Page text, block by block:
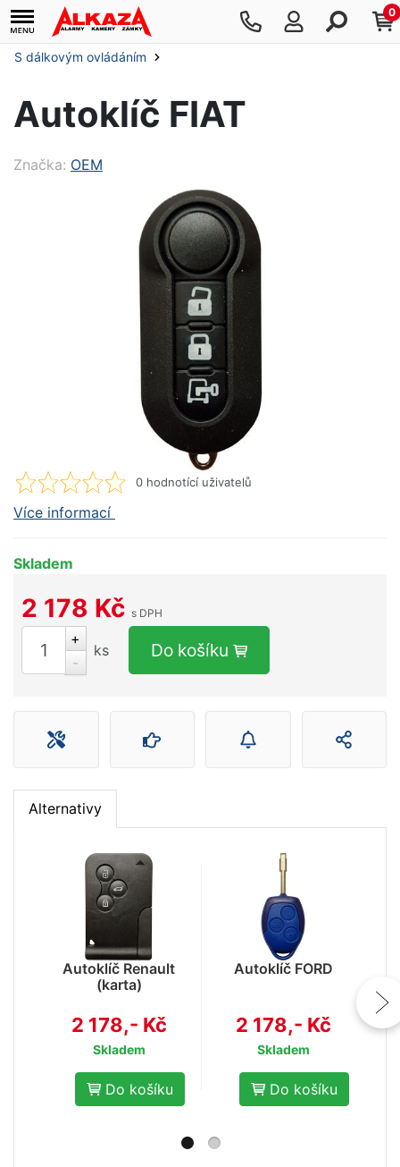
0
S dálkovým ovládáním
Autoklíč FIAT
Značka: OEM
0hodnotící uživatelů
Více informací
Skladem
2 178 Kč s DPH
+
-
ks Do košíku
Alternativy
Autoklíč Renault
(karta)
2 178,- Kč
Do košíku
Skladem
Autoklíč FORD
2 178,- Kč
Do košíku
Skladem